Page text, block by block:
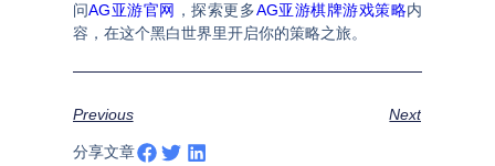
问AG亚游官网 ，探索更多AG亚游棋牌游戏策略内
容，在这个黑白世界里开启你的策略之旅。
Previous Next
分享文章